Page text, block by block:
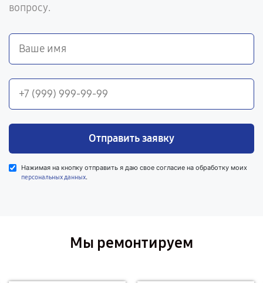
вопросу.
Отправить заявку
Нажимая на кнопку отправить я даю свое согласие на обработку моих
персональных данных.
Мы ремонтируем